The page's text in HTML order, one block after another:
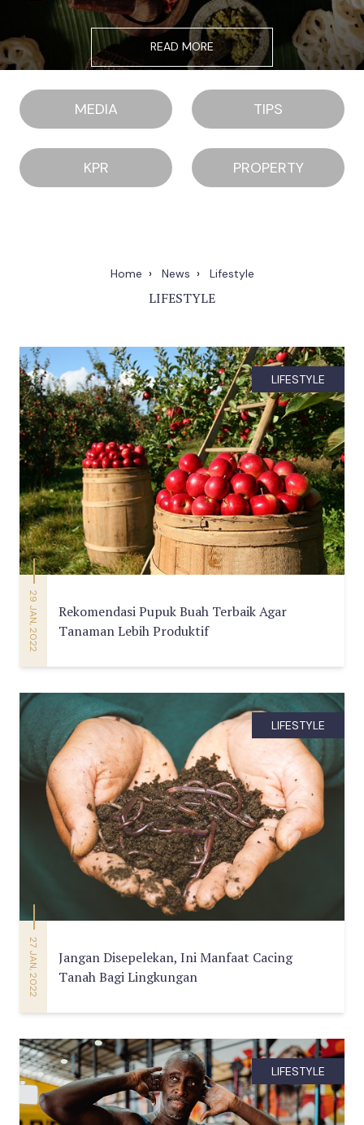
READ MORE
MEDIA TIPS
KPR PROPERTY
Home News Lifestyle
LIFESTYLE
LIFESTYLE
29 JAN, 2022
Rekomendasi Pupuk Buah Terbaik Agar
Tanaman Lebih Produktif
LIFESTYLE
27 JAN, 2022
Jangan Disepelekan, Ini Manfaat Cacing
Tanah Bagi Lingkungan
LIFESTYLE